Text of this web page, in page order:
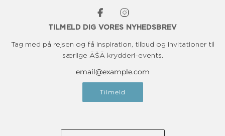
TILMELD DIG VORES NYHEDSBREV
Tag med på rejsen og få inspiration, tilbud og invitationer til
særlige ĀŠĀ krydderi-events.
Tilmeld